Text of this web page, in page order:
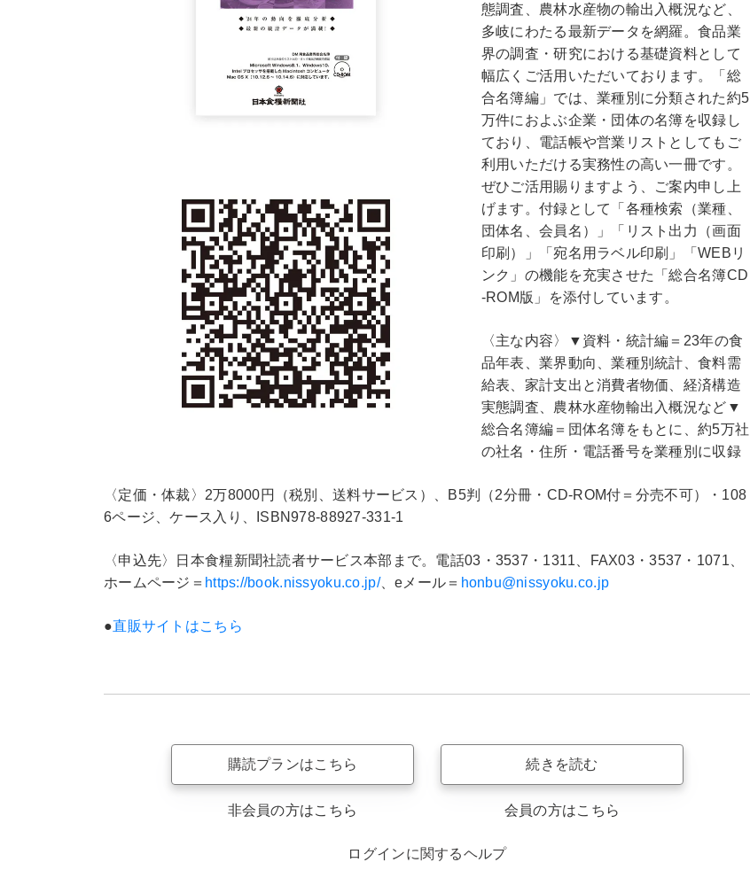
態調査、農林水産物の輸出入概況など、
多岐にわたる最新データを網羅。食品業
界の調査・研究における基礎資料として
幅広くご活用いただいております。「総
合名簿編」では、業種別に分類された約5
万件におよぶ企業・団体の名簿を収録し
ており、電話帳や営業リストとしてもご
利用いただける実務性の高い一冊です。
ぜひご活用賜りますよう、ご案内申し上
げます。付録として「各種検索（業種、
団体名、会員名）」「リスト出力（画面
印刷）」「宛名用ラベル印刷」「WEBリ
ンク」の機能を充実させた「総合名簿CD
-ROM版」を添付しています。
〈主な内容〉▼資料・統計編＝23年の食
品年表、業界動向、業種別統計、食料需
給表、家計支出と消費者物価、経済構造
実態調査、農林水産物輸出入概況など▼
総合名簿編＝団体名簿をもとに、約5万社
の社名・住所・電話番号を業種別に収録
〈定価・体裁〉2万8000円（税別、送料サービス）、B5判（2分冊・CD-ROM付＝分売不可）・108
6ページ、ケース入り、ISBN978-88927-331-1
〈申込先〉日本食糧新聞社読者サービス本部まで。電話03・3537・1311、FAX03・3537・1071、
ホームページ＝ https://book.nissyoku.co.jp/、eメール＝ honbu@nissyoku.co.jp
●直販サイトはこちら
購読プランはこちら
非会員の方はこちら
続きを読む
会員の方はこちら
ログインに関するヘルプ